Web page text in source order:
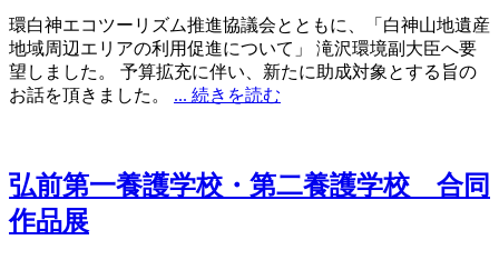
環白神エコツーリズム推進協議会とともに、「白神山地遺産
地域周辺エリアの利用促進について」 滝沢環境副大臣へ要
望しました。 予算拡充に伴い、新たに助成対象とする旨の
お話を頂きました。 ... 続きを読む
弘前第一養護学校・第二養護学校 合同
作品展